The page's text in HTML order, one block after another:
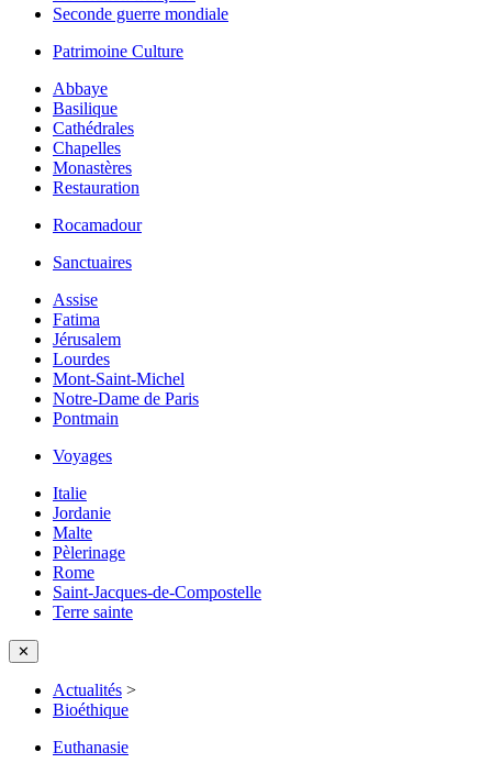
Seconde guerre mondiale
Patrimoine Culture
Abbaye
Basilique
Cathédrales
Chapelles
Monastères
Restauration
Rocamadour
Sanctuaires
Assise
Fatima
Jérusalem
Lourdes
Mont-Saint-Michel
Notre-Dame de Paris
Pontmain
Voyages
Italie
Jordanie
Malte
Pèlerinage
Rome
Saint-Jacques-de-Compostelle
Terre sainte
✕
Actualités >
Bioéthique
Euthanasie